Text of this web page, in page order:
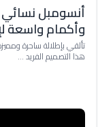
أنسومبل
وأكمام واسعة
تألقي بإطلالة ساحرة
هذا التصميم الفريد ...